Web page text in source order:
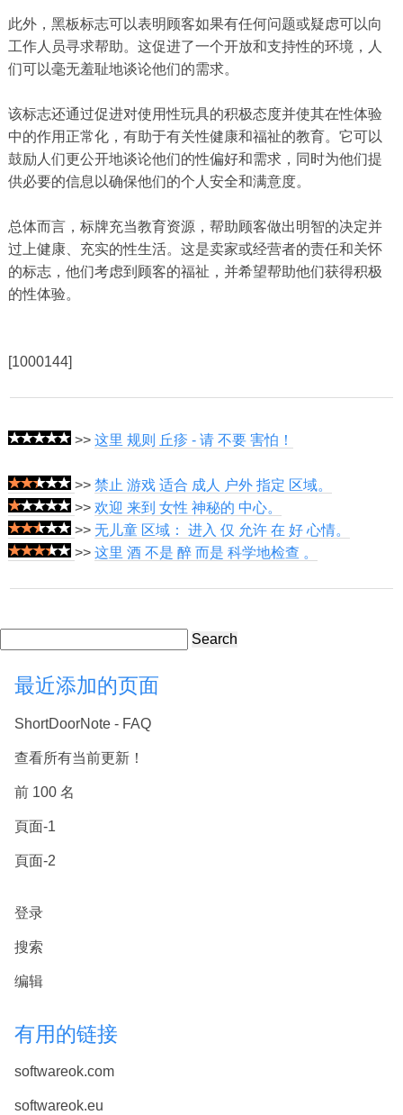
此外，黑板标志可以表明顾客如果有任何问题或疑虑可以向
工作人员寻求帮助。这促进了一个开放和支持性的环境，人
们可以毫无羞耻地谈论他们的需求。
该标志还通过促进对使用性玩具的积极态度并使其在性体验
中的作用正常化，有助于有关性健康和福祉的教育。它可以
鼓励人们更公开地谈论他们的性偏好和需求，同时为他们提
供必要的信息以确保他们的个人安全和满意度。
总体而言，标牌充当教育资源，帮助顾客做出明智的决定并
过上健康、充实的性生活。这是卖家或经营者的责任和关怀
的标志，他们考虑到顾客的福祉，并希望帮助他们获得积极
的性体验。
[1000144]
>> 这里 规则 丘疹 - 请 不要 害怕！
>> 禁止 游戏 适合 成人 户外 指定 区域。
>> 欢迎 来到 女性 神秘的 中心。
>> 无儿童 区域： 进入 仅 允许 在 好 心情。
>> 这里 酒 不是 醉 而是 科学地检查 。
Search
最近添加的页面
ShortDoorNote - FAQ
查看所有当前更新！
前 100 名
頁面-1
頁面-2
登录
搜索
编辑
有用的链接
softwareok.com
softwareok.eu